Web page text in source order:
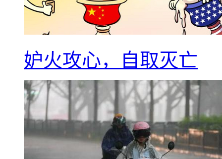
妒火攻心，自取灭亡